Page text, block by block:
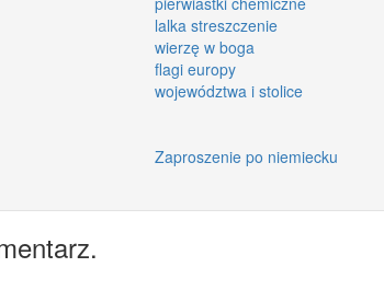
lalka streszczenie
wierzę w boga
flagi europy
województwa i stolice
Zaproszenie po niemiecku